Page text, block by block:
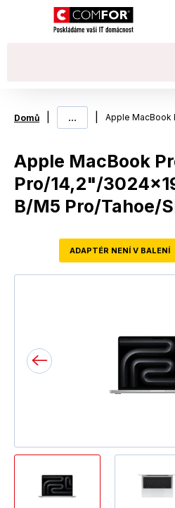
Domů ...
Apple MacBook
Pro/14,2"/
B/M5 Pro/Tahoe/
ADAPTÉR NENÍ V BALENÍ